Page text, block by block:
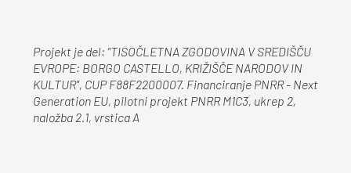
Projekt je del: "TISOČLETNA ZGODOVINA V SREDIŠČU
EVROPE: BORGO CASTELLO, KRIŽIŠČE NARODOV IN
KULTUR", CUP F88F2200007. Financiranje PNRR - Next
Generation EU, pilotni projekt PNRR M1C3, ukrep 2,
naložba 2.1, vrstica A